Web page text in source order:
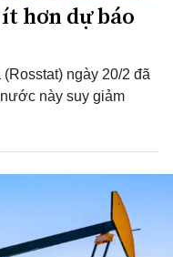
hơn dự báo
ngày 20/2 đã
này suy giảm